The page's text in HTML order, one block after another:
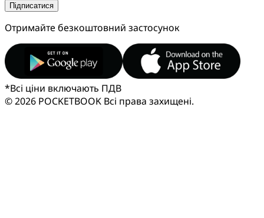
Підписатися
Отримайте безкоштовний застосунок
*Всі ціни включають ПДВ
© 2026 POCKETBOOK Всі права захищені.